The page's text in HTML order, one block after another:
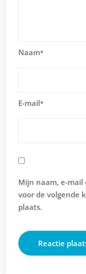
Naam*
E-mail*
Mijn naam, e-mail
voor de volgende
plaats.